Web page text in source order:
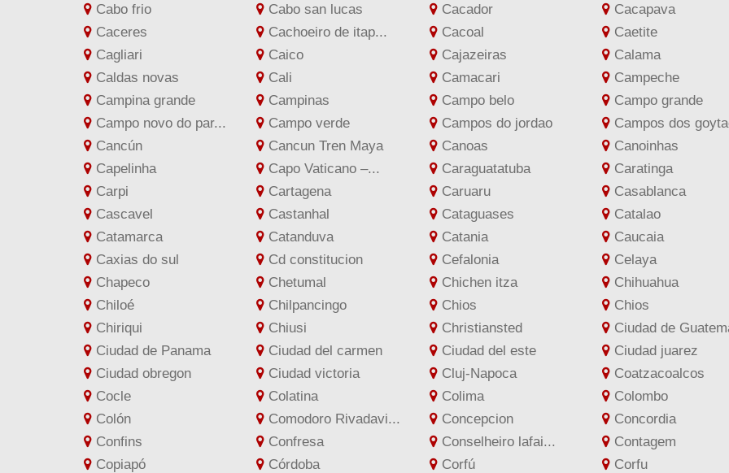
Cabo frio
Cabo san lucas Cacador
Cacapava
Caceres
Cachoeiro de itap... Cacoal
Caetite
Cagliari
Caico Cajazeiras
Calama
Caldas novas
Cali Camacari
Campeche
Campina grande
Campinas Campo belo
Campo grande
Campo novo do par...
Campo verde Campos do jordao
Campos dos
Cancún
Cancun Tren Maya Canoas
Canoinhas
Capelinha
Capo Vaticano –... Caraguatatuba
Caratinga
Carpi
Cartagena Caruaru
Casablanca
Cascavel
Castanhal Cataguases
Catalao
Catamarca
Catanduva Catania
Caucaia
Caxias do sul
Cd constitucion Cefalonia
Celaya
Chapeco
Chetumal Chichen itza
Chihuahua
Chiloé
Chilpancingo Chios
Chios
Chiriqui
Chiusi Christiansted
Ciudad de
Ciudad de Panama
Ciudad del carmen Ciudad del este
Ciudad juarez
Ciudad obregon
Ciudad victoria Cluj-Napoca
Coatzacoalcos
Cocle
Colatina Colima
Colombo
Colón
Comodoro Rivadavi... Concepcion
Concordia
Confins
Confresa Conselheiro lafai...
Contagem
Copiapó
Córdoba Corfú
Corfu